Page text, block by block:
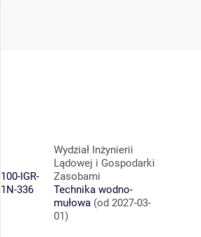
100-IGR-
1N-336
Wydział Inżynierii
Lądowej i Gospodarki
Zasobami
Technika wodno-
mułowa (od 2027-03-
01)